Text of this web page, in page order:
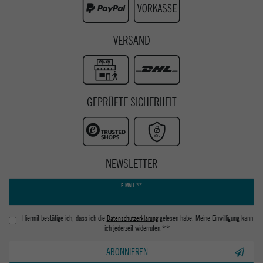
VERSAND
GEPRÜFTE SICHERHEIT
NEWSLETTER
E-MAIL **
Hiermit bestätige ich, dass ich die Daten­schutz­erklärunggelesen habe. Meine Einwilligung kann
ich jederzeit widerrufen.**
ABONNIEREN